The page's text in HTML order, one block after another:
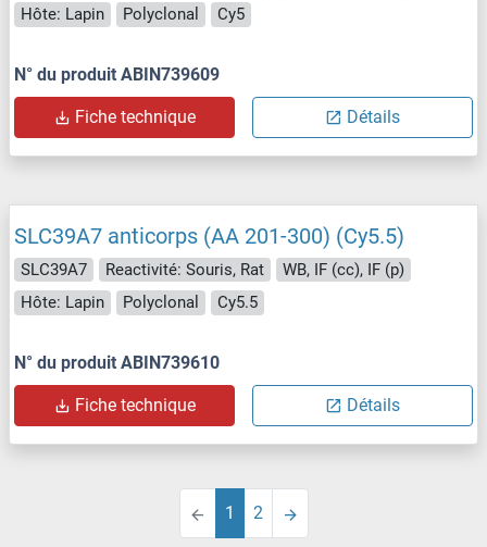
Hôte: Lapin
Polyclonal Cy5
N° du produit ABIN739609
Fiche technique Détails
SLC39A7 anticorps (AA 201-300) (Cy5.5)
SLC39A7 Reactivité: Souris, Rat
WB, IF (cc), IF (p)
Hôte: Lapin
Polyclonal Cy5.5
N° du produit ABIN739610
Fiche technique Détails
1 2